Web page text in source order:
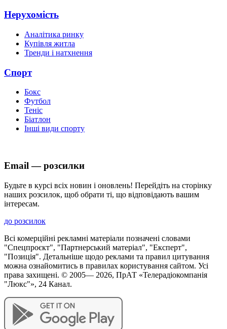
Нерухомість
Аналітика ринку
Купівля житла
Тренди і натхнення
Спорт
Бокс
Футбол
Теніс
Біатлон
Інші види спорту
Email — розсилки
Будьте в курсі всіх новин і оновлень! Перейдіть на сторінку
наших розсилок, щоб обрати ті, що відповідають вашим
інтересам.
до розсилок
Всі комерційні рекламні матеріали позначені словами
"Спецпроєкт", "Партнерський матеріал", "Експерт",
"Позиція". Детальніше щодо реклами та правил цитування
можна ознайомитись в правилах користування сайтом. Усі
права захищені. © 2005— 2026, ПрАТ «Телерадіокомпанія
"Люкс"», 24 Канал.